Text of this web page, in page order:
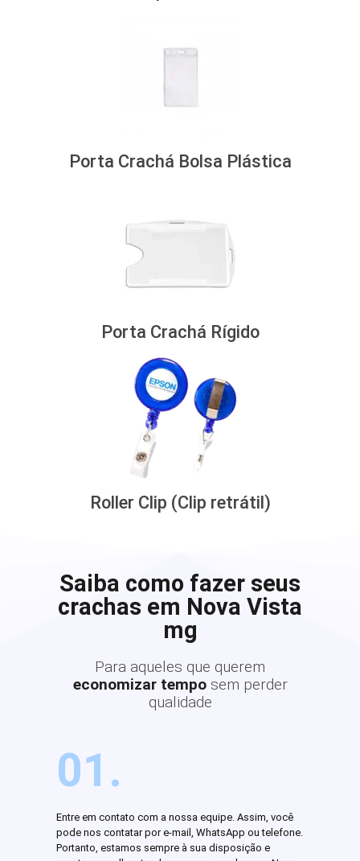
Porta Crachá Bolsa Plástica
Porta Crachá Rígido
Roller Clip (Clip retrátil)
Saiba como fazer seus
crachas em Nova Vista
mg
Para aqueles que querem
economizar tempo sem perder
qualidade
01.
Entre em contato com a nossa equipe. Assim, você
pode nos contatar por e-mail, WhatsApp ou telefone.
Portanto, estamos sempre à sua disposição e